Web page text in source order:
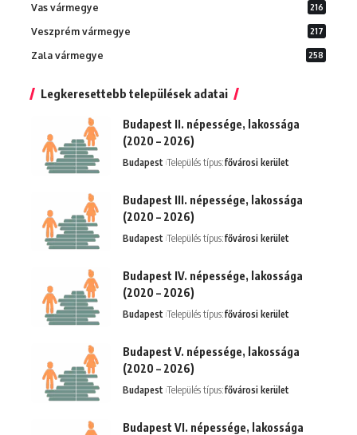
Vas vármegye 216
Veszprém vármegye 217
Zala vármegye 258
Legkeresettebb települések adatai
Budapest II. népessége, lakossága
(2020 – 2026)
Budapest Település típus:fővárosi kerület
Budapest III. népessége, lakossága
(2020 – 2026)
Budapest Település típus:fővárosi kerület
Budapest IV. népessége, lakossága
(2020 – 2026)
Budapest Település típus:fővárosi kerület
Budapest V. népessége, lakossága
(2020 – 2026)
Budapest Település típus:fővárosi kerület
Budapest VI. népessége, lakossága